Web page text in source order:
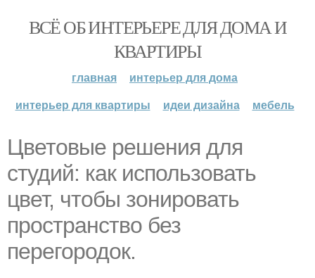
ВСЁ ОБ ИНТЕРЬЕРЕ ДЛЯ ДОМА И
КВАРТИРЫ
главная
интерьер для дома
интерьер для квартиры
идеи дизайна мебель
Цветовые решения для
студий: как использовать
цвет, чтобы зонировать
пространство без
перегородок.